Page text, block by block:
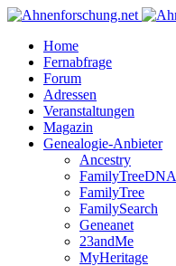
Home
Fernabfrage
Forum
Adressen
Veranstaltungen
Magazin
Genealogie-Anbieter
Ancestry
FamilyTreeDNA
FamilyTree
FamilySearch
Geneanet
23andMe
MyHeritage